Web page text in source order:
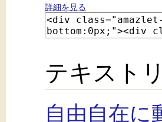
詳細を見る
テキスト
自由自在に